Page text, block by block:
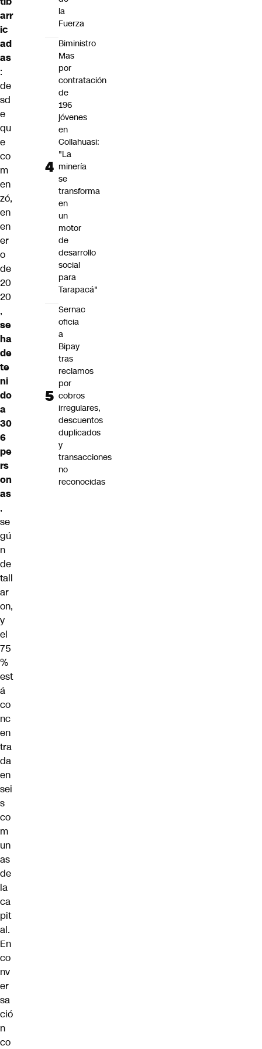
arr
ic
ad
as
:
de
sd
e
qu
e
co
m
en
zó,
en
en
er
o
de
20
20
,
se
ha
de
te
ni
do
a
30
6
pe
rs
on
as
,
se
gú
n
de
tall
ar
on,
y
el
75
%
est
á
co
nc
en
tra
da
en
sei
s
co
m
un
as
de
la
ca
pit
al.
En
co
nv
er
sa
ció
n
co
la
Fuerza
Biministro
Mas
por
contratación
de
196
jóvenes
en
Collahuasi:
"La
minería
se
transforma
en
un
motor
de
desarrollo
social
para
Tarapacá"
Sernac
oficia
a
Bipay
tras
reclamos
por
cobros
irregulares,
descuentos
duplicados
y
transacciones
no
reconocidas